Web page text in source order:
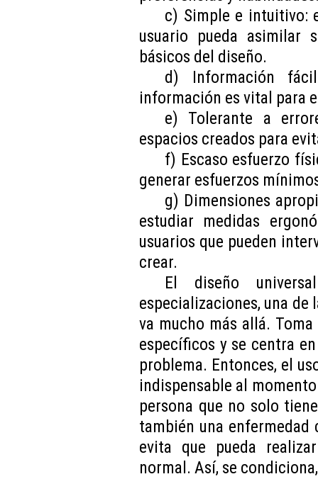
c) Simple e intuitivo:
usuario pueda asimilar
básicos del diseño.
d) Información
información es vital para
e) Tolerante a
espacios creados para
f) Escaso esfuerzo
generar esfuerzos
g) Dimensiones
estudiar medidas
usuarios que pueden
crear.
El diseño
especializaciones, una de
va mucho más allá.
específicos y se centra
problema. Entonces, el
indispensable al
persona que no solo
también una enfermedad
evita que pueda
normal. Así, se